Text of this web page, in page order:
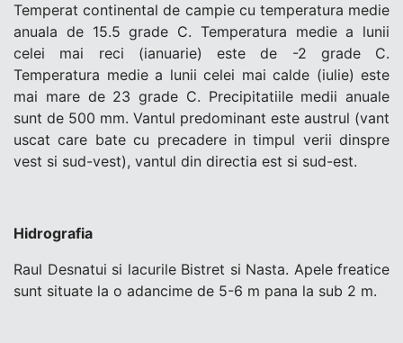
Temperat continental de campie cu temperatura medie
anuala de 15.5 grade C. Temperatura medie a lunii
celei mai reci (ianuarie) este de -2 grade C.
Temperatura medie a lunii celei mai calde (iulie) este
mai mare de 23 grade C. Precipitatiile medii anuale
sunt de 500 mm. Vantul predominant este austrul (vant
uscat care bate cu precadere in timpul verii dinspre
vest si sud-vest), vantul din directia est si sud-est.
Hidrografia
Raul Desnatui si lacurile Bistret si Nasta. Apele freatice
sunt situate la o adancime de 5-6 m pana la sub 2 m.